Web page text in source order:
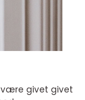
være givet givet